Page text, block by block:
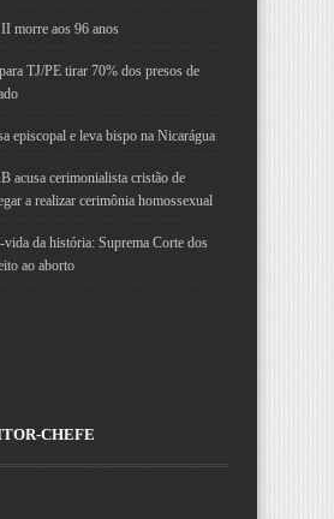
morre aos 96 anos
TJ/PE tirar 70% dos presos de
episcopal e leva bispo na Nicarágua
acusa cerimonialista cristão de
a realizar cerimônia homossexual
da história: Suprema Corte dos
ao aborto
CHEFE